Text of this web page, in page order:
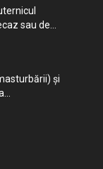
sau de...
şi